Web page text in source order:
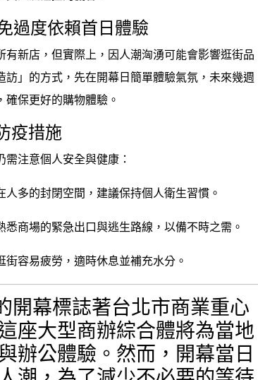
過度依賴首日體驗
有新店，但實際上，因人潮洶湧可能會影響逛街品
訪」的方式，先在開幕日簡單體驗氣氛，未來幾週
保更好的購物體驗。
疫措施
注意個人安全與健康：
人多的封閉空間，建議保持個人衛生習慣。
悉商場的緊急出口與逃生路線，以備不時之需。
街容易疲勞，適時休息並補充水分。
開幕標誌著台北市商業重心
座大型商辦綜合體將為當地
辦公體驗。然而，開幕當日